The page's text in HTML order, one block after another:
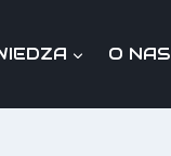
O NAS